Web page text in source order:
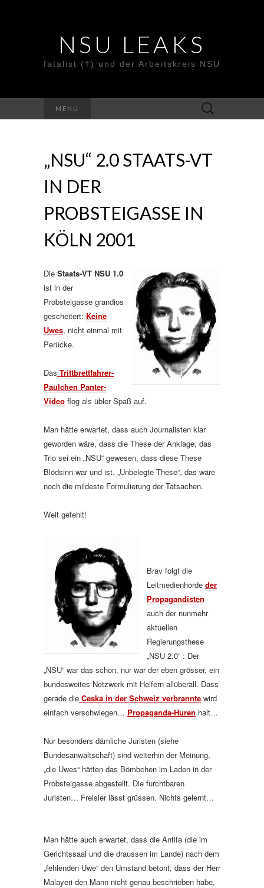
NSU LEAKS
fatalist (†) und der Arbeitskreis NSU
MENU
Suche
nach:
„NSU“ 2.0 STAATS-VT
IN DER
PROBSTEIGASSE IN
KÖLN 2001
Die Staats-VT NSU 1.0
ist in der
Probsteigasse grandios
gescheitert: Keine
Uwes, nicht einmal mit
Perücke.
Das Trittbrettfahrer-
Paulchen Panter-
Video flog als übler Spaß auf.
Man hätte erwartet, dass auch Journalisten klar
geworden wäre, dass die These der Anklage, das
Trio sei ein „NSU“ gewesen, dass diese These
Blödsinn war und ist. „Unbelegte These“, das wäre
noch die mildeste Formulierung der Tatsachen.
Weit gefehlt!
Brav folgt die
Leitmedienhorde der
Propagandisten
auch der nunmehr
aktuellen
Regierungsthese
„NSU 2.0“ : Der
„NSU“ war das schon, nur war der eben grösser, ein
bundesweites Netzwerk mit Helfern allüberall. Dass
gerade die Ceska in der Schweiz verbrannte wird
einfach verschwiegen… Propaganda-Huren halt…
Nur besonders dämliche Juristen (siehe
Bundesanwaltschaft) sind weiterhin der Meinung,
„die Uwes“ hätten das Bömbchen im Laden in der
Probsteigasse abgestellt. Die furchtbaren
Juristen… Freisler lässt grüssen. Nichts gelernt…
Man hätte auch erwartet, dass die Antifa (die im
Gerichtssaal und die draussen im Lande) nach dem
„fehlenden Uwe“ den Umstand betont, dass der Herr
Malayeri den Mann nicht genau beschrieben habe,